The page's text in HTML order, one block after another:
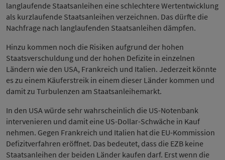
langlaufende Staatsanleihen eine schlechtere Wertentwicklung
als kurzlaufende Staatsanleihen verzeichnen. Das dürfte die
Nachfrage nach langlaufenden Staatsanleihen dämpfen.
Hinzu kommen noch die Risiken aufgrund der hohen
Staatsverschuldung und der hohen Defizite in einzelnen
Ländern wie den USA, Frankreich und Italien. Jederzeit könnte
es zu einem Käuferstreik in einem dieser Länder kommen und
damit zu Turbulenzen am Staatsanleihemarkt.
In den USA würde sehr wahrscheinlich die US-Notenbank
intervenieren und damit eine US-Dollar-Schwäche in Kauf
nehmen. Gegen Frankreich und Italien hat die EU-Kommission
Defizitverfahren eröffnet. Das bedeutet, dass die EZB keine
Staatsanleihen der beiden Länder kaufen darf. Erst wenn die